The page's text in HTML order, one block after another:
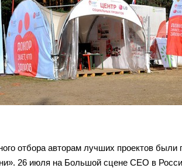
отбора авторам лучших проектов
26 июля на Большой сцене CEO в